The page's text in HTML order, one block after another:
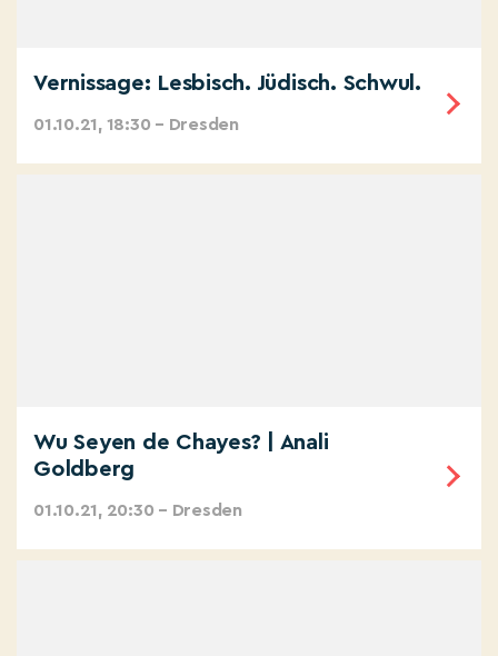
Vernissage: Lesbisch. Jüdisch. Schwul.
01.10.21, 18:30 – Dresden
Wu Seyen de Chayes? | Anali
Goldberg
01.10.21, 20:30 – Dresden